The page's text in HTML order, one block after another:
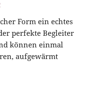
Form ein echtes
perfekte Begleiter
können einmal
aufgewärmt